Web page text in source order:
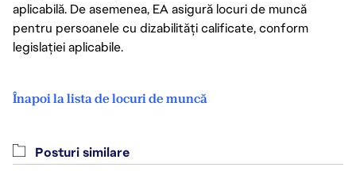
aplicabilă. De asemenea, EA asigură locuri de muncă
pentru persoanele cu dizabilități calificate, conform
legislației aplicabile.
Înapoi la lista de locuri de muncă
Posturi similare